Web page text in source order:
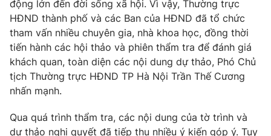
Giấy phép hoạt động báo in và báo điện tử số 483/GP-BTTTT
cấp ngày 29/12/2023
Tổng Biên tập:Vũ Thanh Thủy
Phó Tổng Biên tập:Nguyễn Thị Mỹ Hạnh, Phạm Quốc Thắng,
Nguyễn Trọng Ninh
Tổng đài VTV:
Email: toasoan@vtv.vn
động lớn đến đời sống xã hội. Vì vậy, Thường trực
HĐND thành phố và các Ban của HĐND đã tổ chức
tham vấn nhiều chuyên gia, nhà khoa học, đồng thời
tiến hành các hội thảo và phiên thẩm tra để đánh giá
khách quan, toàn diện các nội dung dự thảo, Phó Chủ
tịch Thường trực HĐND TP Hà Nội Trần Thế Cương
nhấn mạnh.
Qua quá trình thẩm tra, các nội dung của tờ trình và
dự thảo nghị quyết đã tiếp thu nhiều ý kiến góp ý. Tuy